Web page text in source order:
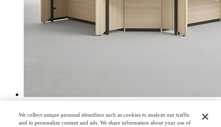
すべて開く
すべて閉じる
We collect unique personal identifiers such as cookies to analyze our traffic
and to personalize content and ads. We share information about your use of